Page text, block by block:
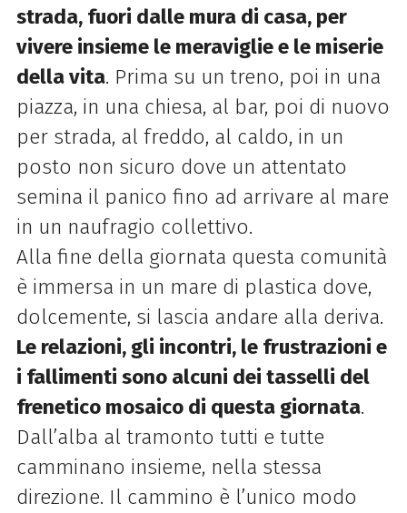
strada, fuori dalle mura di casa, per
vivere insieme le meraviglie e le miserie
della vita. Prima su un treno, poi in una
piazza, in una chiesa, al bar, poi di nuovo
per strada, al freddo, al caldo, in un
posto non sicuro dove un attentato
semina il panico fino ad arrivare al mare
in un naufragio collettivo.
Alla fine della giornata questa comunità
è immersa in un mare di plastica dove,
dolcemente, si lascia andare alla deriva.
Le relazioni, gli incontri, le frustrazioni e
i fallimenti sono alcuni dei tasselli del
frenetico mosaico di questa giornata.
Dall’alba al tramonto tutti e tutte
camminano insieme, nella stessa
direzione. Il cammino è l’unico modo